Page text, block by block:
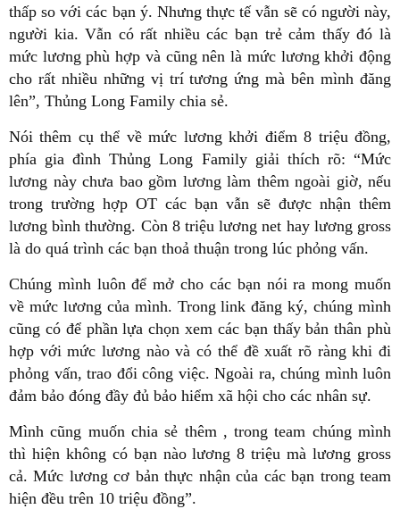
thấp so với các bạn ý. Nhưng thực tế vẫn sẽ có người này,
người kia. Vẫn có rất nhiều các bạn trẻ cảm thấy đó là
mức lương phù hợp và cũng nên là mức lương khởi động
cho rất nhiều những vị trí tương ứng mà bên mình đăng
lên”, Thủng Long Family chia sẻ.
Nói thêm cụ thể về mức lương khởi điểm 8 triệu đồng,
phía gia đình Thủng Long Family giải thích rõ: “Mức
lương này chưa bao gồm lương làm thêm ngoài giờ, nếu
trong trường hợp OT các bạn vẫn sẽ được nhận thêm
lương bình thường. Còn 8 triệu lương net hay lương gross
là do quá trình các bạn thoả thuận trong lúc phỏng vấn.
Chúng mình luôn để mở cho các bạn nói ra mong muốn
về mức lương của mình. Trong link đăng ký, chúng mình
cũng có để phần lựa chọn xem các bạn thấy bản thân phù
hợp với mức lương nào và có thể đề xuất rõ ràng khi đi
phỏng vấn, trao đổi công việc. Ngoài ra, chúng mình luôn
đảm bảo đóng đầy đủ bảo hiểm xã hội cho các nhân sự.
Mình cũng muốn chia sẻ thêm , trong team chúng mình
thì hiện không có bạn nào lương 8 triệu mà lương gross
cả. Mức lương cơ bản thực nhận của các bạn trong team
hiện đều trên 10 triệu đồng”.